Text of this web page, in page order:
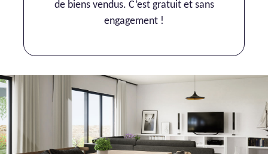
de biens vendus. C’est gratuit et sans
engagement !